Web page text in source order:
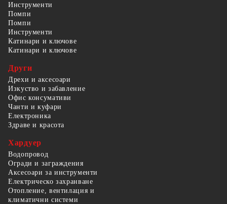
Инструменти
Помпи
Помпи
Инструменти
Катинари и ключове
Катинари и ключове
Други
Дрехи и аксесоари
Изкуство и забавление
Офис консумативи
Чанти и куфари
Електроника
Здраве и красота
Хардуер
Водопровод
Огради и заграждения
Аксесоари за инструменти
Електрическо захранване
Отопление, вентилация и
климатични системи